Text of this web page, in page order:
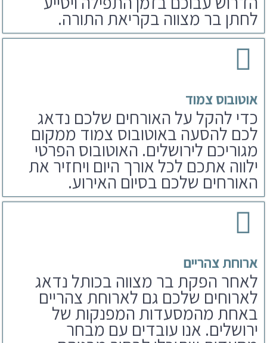
אוטובוס צמוד
לכם להסעה באוטובוס צמוד ממקום
מגוריכם לירושלים. האוטובוס הפרטי
ילווה אתכם לכל אורך היום ויחזיר את
האורחים שלכם בסיום האירוע.
ארוחת צהריים
לארוחים שלכם גם לארוחת צהריים
באחת מהמסעדות המפנקות של
ירושלים. אנו עובדים עם מבחר
מסעדות שתוכלו לבחור מבניהם.